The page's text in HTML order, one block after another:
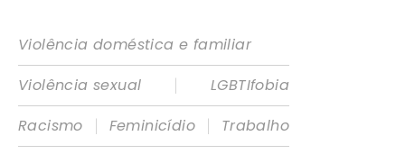
Violência doméstica e familiar
Violência sexual
|
LGBTIfobia
Racismo
| Feminicídio |
Trabalho